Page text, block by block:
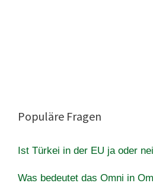
Populäre Fragen
Ist Türkei in der EU ja oder
Was bedeutet das Omni in